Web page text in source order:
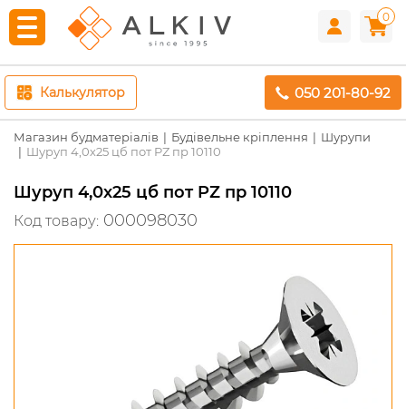
0
Калькулятор 050 201-80-92
Магазин будматеріалів Будівельне кріплення
Шурупи
Шуруп 4,0х25 цб пот PZ пр 10110
Шуруп 4,0х25 цб пот PZ пр 10110
Код товару: 000098030